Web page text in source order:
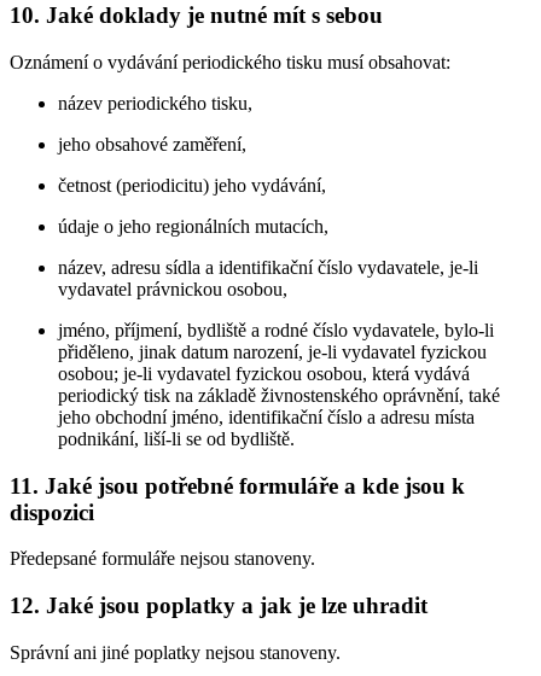
10. Jaké doklady je nutné mít s sebou
Oznámení o vydávání periodického tisku musí obsahovat:
název periodického tisku,
jeho obsahové zaměření,
četnost (periodicitu) jeho vydávání,
údaje o jeho regionálních mutacích,
název, adresu sídla a identifikační číslo vydavatele, je-li
vydavatel právnickou osobou,
jméno, příjmení, bydliště a rodné číslo vydavatele, bylo-li
přiděleno, jinak datum narození, je-li vydavatel fyzickou
osobou; je-li vydavatel fyzickou osobou, která vydává
periodický tisk na základě živnostenského oprávnění, také
jeho obchodní jméno, identifikační číslo a adresu místa
podnikání, liší-li se od bydliště.
11. Jaké jsou potřebné formuláře a kde jsou k
dispozici
Předepsané formuláře nejsou stanoveny.
12. Jaké jsou poplatky a jak je lze uhradit
Správní ani jiné poplatky nejsou stanoveny.